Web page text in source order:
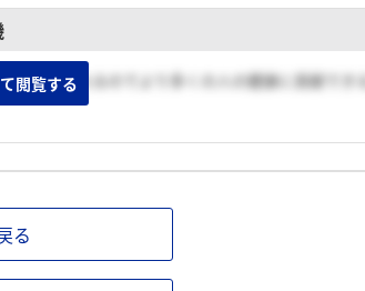
を受けられるのでより多くの人の健康に貢献でき
閲覧する
る